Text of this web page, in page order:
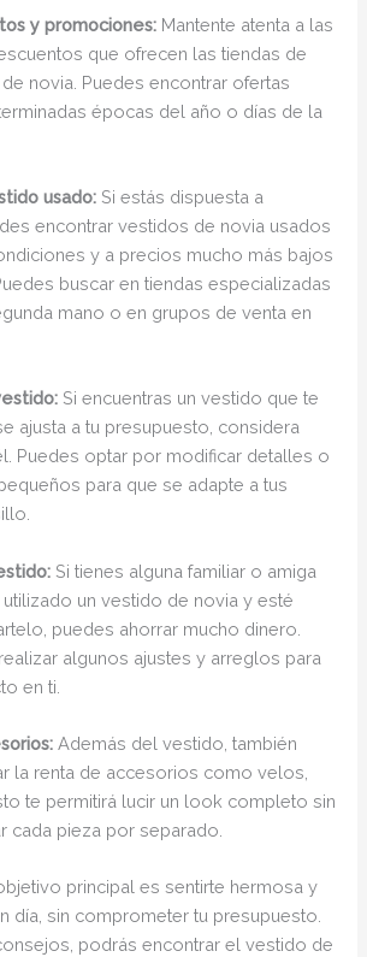
y promociones: Mantente atenta a las
que ofrecen las tiendas de
novia. Puedes encontrar ofertas
épocas del año o días de la
usado: Si estás dispuesta a
encontrar vestidos de novia usados
y a precios mucho más bajos
buscar en tiendas especializadas
mano o en grupos de venta en
Si encuentras un vestido que te
ajusta a tu presupuesto, considera
Puedes optar por modificar detalles o
para que se adapte a tus
Si tienes alguna familiar o amiga
utilizado un vestido de novia y esté
puedes ahorrar mucho dinero.
algunos ajustes y arreglos para
en ti.
Además del vestido, también
la renta de accesorios como velos,
te permitirá lucir un look completo sin
cada pieza por separado.
principal es sentirte hermosa y
día, sin comprometer tu presupuesto.
podrás encontrar el vestido de